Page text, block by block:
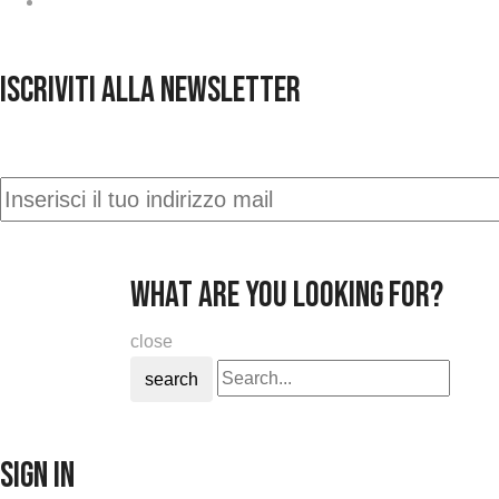
ISCRIVITI ALLA NEWSLETTER
what are you looking for?
close
search
Sign in